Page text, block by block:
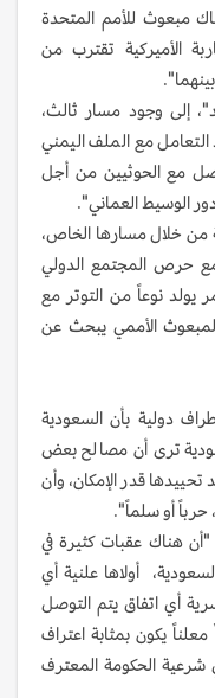
مبعوث للأمم المتحدة
الأميركية تقترب من
إلى وجود مسار ثالث،
مع الملف اليمني
مع الحوثيين من أجل
الوسيط العماني".
من خلال مسارها الخاص،
حرص المجتمع الدولي
يولد نوعاً من التوتر مع
الأممي يبحث عن
دولية بأن السعودية
ترى أن مصالح بعض
قدر الإمكان، وأن
أو سلماً".
"أن هناك عقبات كثيرة في
أولاها علنية أي
أي اتفاق يتم التوصل
معلناً يكون بمثابة اعتراف
شرعية الحكومة المعترف